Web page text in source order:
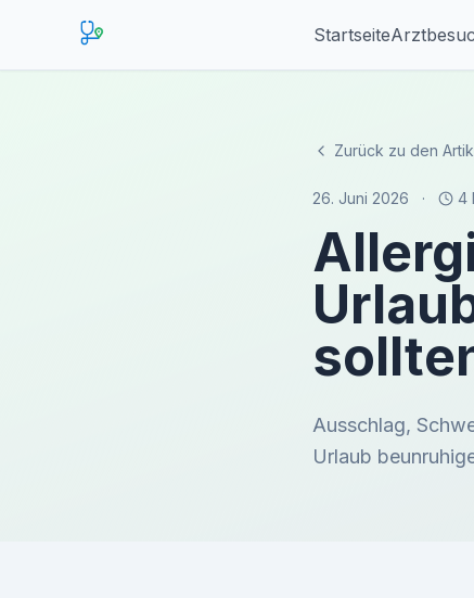
Startseite
Zurück zu den
26. Juni 2026 · 4
Ausschlag,
Urlaub